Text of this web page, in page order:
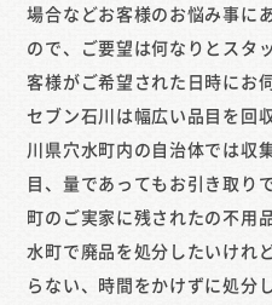
場合などお客様のお悩み事に
ので、ご要望は何なりとスタ
客様がご希望された日時にお
セブン石川は幅広い品目を回
川県穴水町内の自治体では収
目、量であってもお引き取り
町のご実家に残されたの不用
水町で廃品を処分したいけれ
らない、時間をかけずに処分